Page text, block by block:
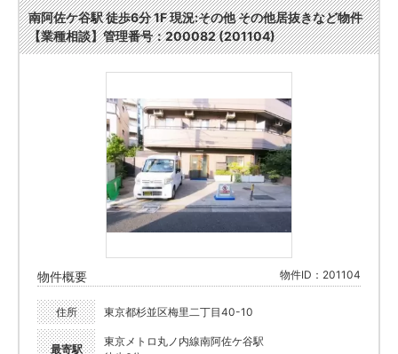
南阿佐ケ谷駅 徒歩6分 1F 現況:その他 その他居抜きなど物件
【業種相談】管理番号：200082 (201104)
物件概要 物件ID：201104
住所 東京都杉並区梅里二丁目40-10
最寄駅
東京メトロ丸ノ内線南阿佐ケ谷駅